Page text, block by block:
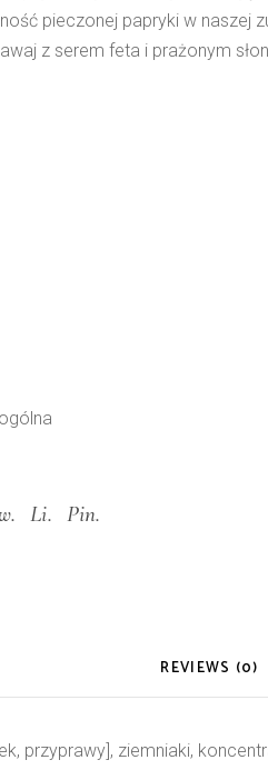
pieczonej papryki w naszej
z serem feta i prażonym
Li. Pin.
REVIEWS (0)
przyprawy], ziemniaki,